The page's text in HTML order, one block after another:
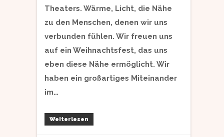
Theaters. Wärme, Licht, die Nähe
zu den Menschen, denen wir uns
verbunden fühlen. Wir freuen uns
auf ein Weihnachtsfest, das uns
eben diese Nähe ermöglicht. Wir
haben ein großartiges Miteinander
im…
Weiterlesen